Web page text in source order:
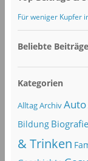
Für weniger Kupfer
Beliebte Beiträge
Kategorien
AlltagArchivAuto
Bildung Biografie
& Trinken